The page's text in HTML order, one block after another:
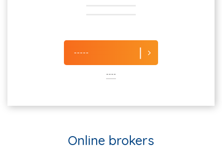
-----
----
Online brokers